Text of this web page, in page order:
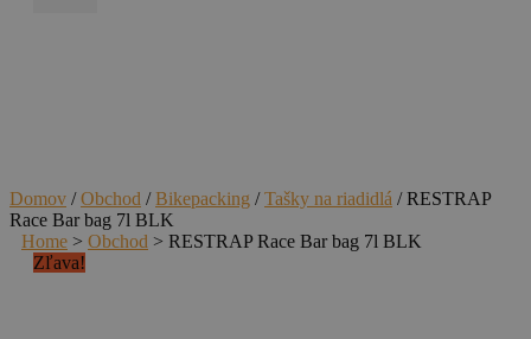
Domov /Obchod /Bikepacking /Tašky na riadidlá / RESTRAP
Race Bar bag 7l BLK
Home > Obchod > RESTRAP Race Bar bag 7l BLK
Zľava!